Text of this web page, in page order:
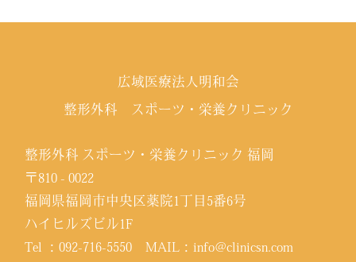
広域医療法人明和会
整形外科 スポーツ・栄養クリニック
整形外科 スポーツ・栄養クリニック 福岡
〒810 - 0022
福岡県福岡市中央区薬院1丁目5番6号
ハイヒルズビル1F
Tel ：092-716-5550 MAIL：info@clinicsn.com